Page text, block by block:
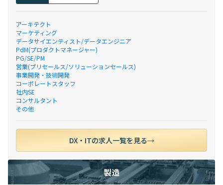
アーキテクト
マーケティング
データサイエンティスト/データエンジニア
PdM(プロダクトマネージャー)
PG/SE/PM
営業(プリセールス/ソリューションセールス)
事業開発・技術開発
コーポレートスタッフ
社内SE
コンサルタント
その他
DX・ITの求人一覧を見る
製造